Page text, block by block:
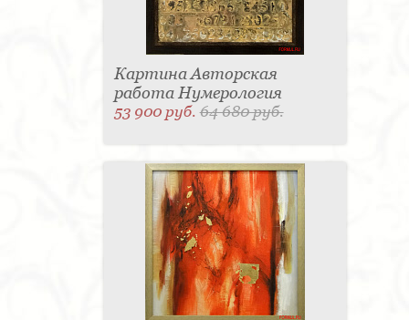
Картина Авторская
работа Нумерология
53 900 руб.64 680 руб.